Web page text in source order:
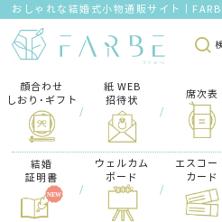
おしゃれな結婚式小物通販サイト｜
顔合わせ
しおり･ギフト
/
紙 WEB
招待状
/
席次表
結婚
証明書
/
ウェルカム
ボード
/
エスコー
カード